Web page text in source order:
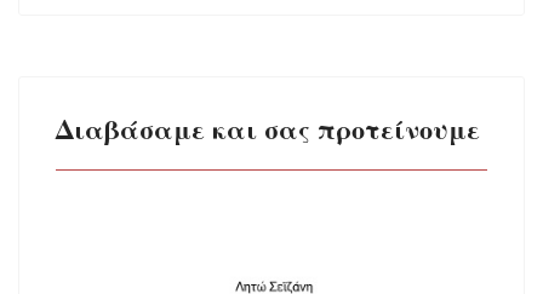
Διαβάσαμε και σας προτείνουμε